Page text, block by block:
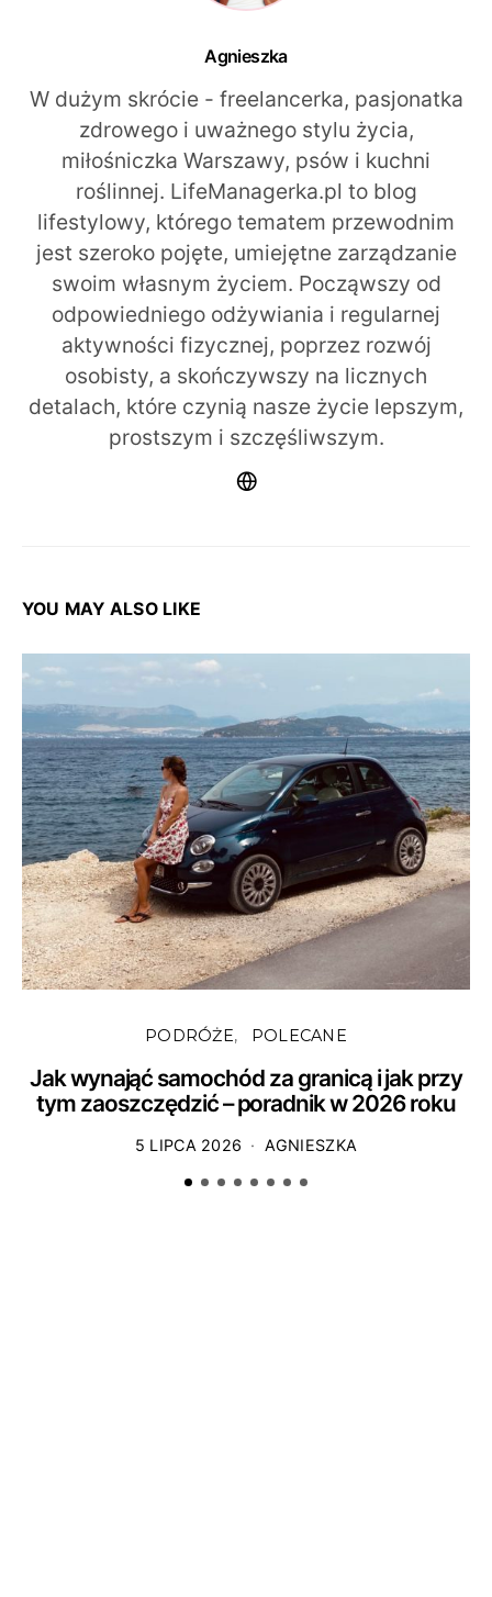
Agnieszka
W dużym skrócie - freelancerka, pasjonatka
zdrowego i uważnego stylu życia,
miłośniczka Warszawy, psów i kuchni
roślinnej. LifeManagerka.pl to blog
lifestylowy, którego tematem przewodnim
jest szeroko pojęte, umiejętne zarządzanie
swoim własnym życiem. Począwszy od
odpowiedniego odżywiania i regularnej
aktywności fizycznej, poprzez rozwój
osobisty, a skończywszy na licznych
detalach, które czynią nasze życie lepszym,
prostszym i szczęśliwszym.
YOU MAY ALSO LIKE
PODRÓŻE POLECANE
Jak wynająć samochód za granicą i jak przy
tym zaoszczędzić – poradnik w 2026 roku
5 LIPCA 2026 AGNIESZKA